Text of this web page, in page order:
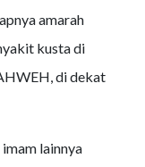
amarah
kusta di
di dekat
lainnya